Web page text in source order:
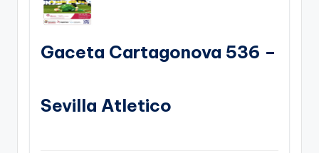
Gaceta Cartagonova 536 –
Sevilla Atletico